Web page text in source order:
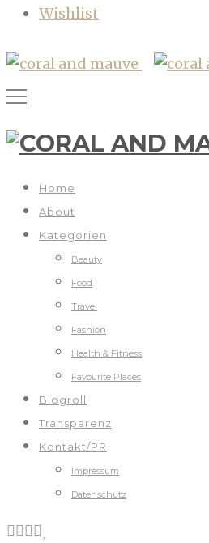
Wishlist
Home
About
Kategorien
Beauty
Food
Travel
Fashion
Health & Fitness
Favourite Places
Blogroll
Transparenz
Kontakt/PR
Impressum
Datenschutz